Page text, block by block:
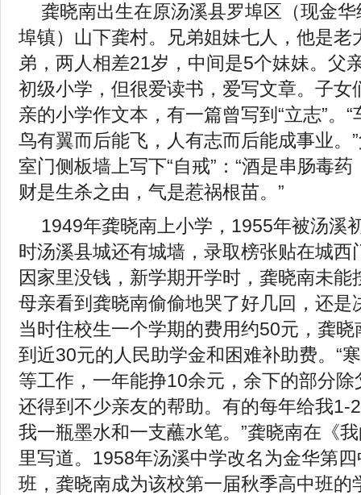
龚晓南出生在原汤溪县罗埠区（现金
埠镇）山下龚村。兄弟姐妹七人，他是老
弟，两人相差21岁，中间是5个妹妹。父
初级小学，但很爱读书，爱写文章。子女
亲的小学作文本，有一篇曾写到“立志”。
鸟有翼而后能飞，人有志而后能成事业。
室门侧板墙上写下“自戒”：“酒是串肠毒
财是生杀之由，气是惹祸根苗。”
1949年龚晓南上小学，1955年被汤溪
时汤溪县城还有城墙，录取榜张贴在城西
因家里没钱，新学期开学时，龚晓南未能
母亲看到龚晓南偷偷地哭了好几回，还是
当时住校生一个学期的费用约50元，龚
到近30元的人民助学金和困难补助费。“
等工作，一年能挣10余元，余下的部分
还得到不少亲友的帮助。有的每年给我1-
我一瓶墨水和一支蘸水笔。”龚晓南在《
里写道。1958年汤溪中学改名为金华第
班，龚晓南成为该校第一届秋季高中班的